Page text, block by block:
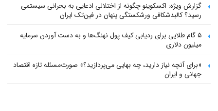
گزارش ویژه: اکسکوینو چگونه از اختلالی ادعایی به بحرانی سیستمی
رسید؟ کالبدشکافی ورشکستگی پنهان در فین‌تک ایران
۵ گام طلایی برای ردیابی کیف پول‌ نهنگ‌ها و به دست آوردن سرمایه
میلیون دلاری
«برای آنچه نیاز دارید، چه بهایی می‌پردازید؟» صورت‌مسئله تازه اقتصاد
جهانی و ایران